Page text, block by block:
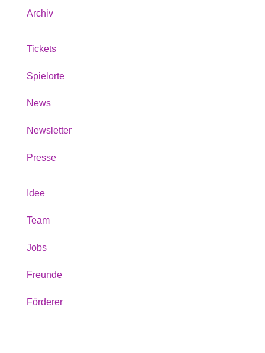
Archiv
Tickets
Spielorte
News
Newsletter
Presse
Idee
Team
Jobs
Freunde
Förderer